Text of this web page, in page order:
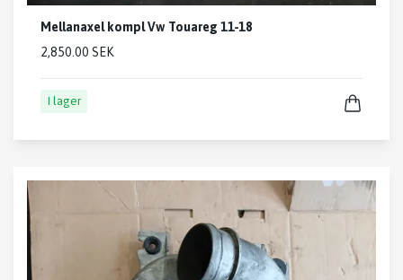
Mellanaxel kompl Vw Touareg 11-18
2,850.00 SEK
I lager